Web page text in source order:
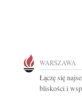
WARSZAWA
Łączę się
bliskości i